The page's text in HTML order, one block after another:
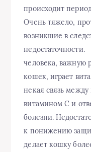
происходит
Очень тяжело,
возникшие в
человека, важную
кошек, играет
некая связь
витамином С и
болезни.
к понижению
делает кошку